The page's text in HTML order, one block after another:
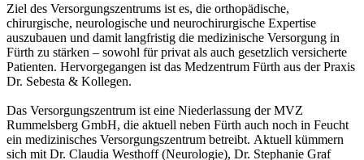
Ziel des Versorgungszentrums ist es, die orthopädische,
chirurgische, neurologische und neurochirurgische Expertise
auszubauen und damit langfristig die medizinische Versorgung in
Fürth zu stärken – sowohl für privat als auch gesetzlich versicherte
Patienten. Hervorgegangen ist das Medzentrum Fürth aus der Praxis
Dr. Sebesta & Kollegen.
Das Versorgungszentrum ist eine Niederlassung der MVZ
Rummelsberg GmbH, die aktuell neben Fürth auch noch in Feucht
ein medizinisches Versorgungszentrum betreibt. Aktuell kümmern
sich mit Dr. Claudia Westhoff (Neurologie), Dr. Stephanie Graf